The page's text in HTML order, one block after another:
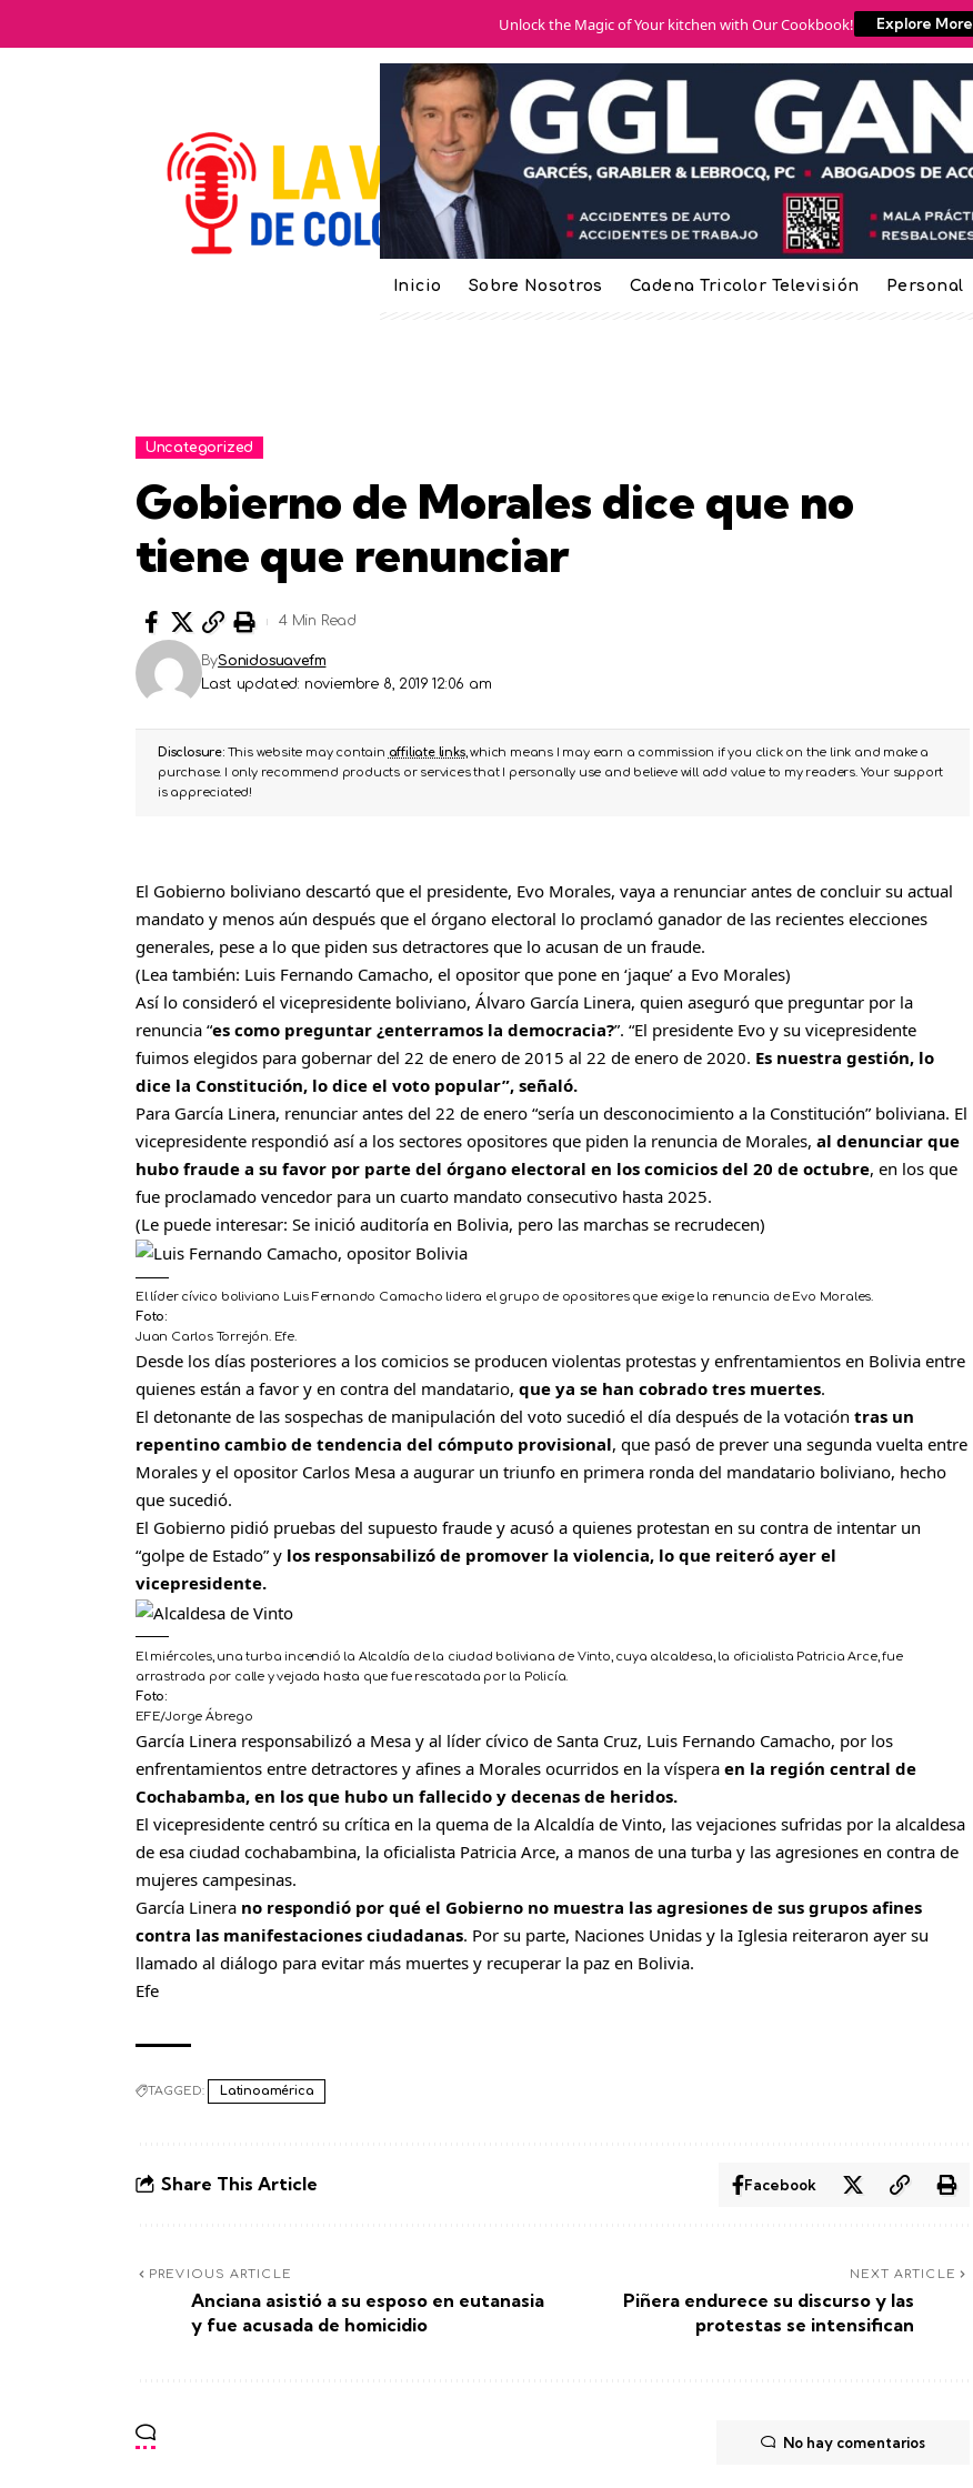
Unlock the Magic of Your kitchen with Our Cookbook! Explore More
Inicio Sobre Nosotros Cadena Tricolor Televisión Personal
Uncategorized
Gobierno de Morales dice que no
tiene que renunciar
Last updated: noviembre 8, 2019 12:06 am
BySonidosuavefm
4 Min Read
Disclosure:This website may contain affiliate links, which means I may earn a commission if you click on the link and make a
purchase. I only recommend products or services that I personally use and believe will add value to my readers. Your support
is appreciated!
El Gobierno boliviano descartó que el presidente, Evo Morales, vaya a renunciar antes de concluir su actual
mandato y menos aún después que el órgano electoral lo proclamó ganador de las recientes elecciones
generales, pese a lo que piden sus detractores que lo acusan de un fraude.
(Lea también: Luis Fernando Camacho, el opositor que pone en ‘jaque’ a Evo Morales)
Así lo consideró el vicepresidente boliviano, Álvaro García Linera, quien aseguró que preguntar por la
renuncia “es como preguntar ¿enterramos la democracia?”. “El presidente Evo y su vicepresidente
fuimos elegidos para gobernar del 22 de enero de 2015 al 22 de enero de 2020. Es nuestra gestión, lo
dice la Constitución, lo dice el voto popular”, señaló.
Para García Linera, renunciar antes del 22 de enero “sería un desconocimiento a la Constitución” boliviana. El
vicepresidente respondió así a los sectores opositores que piden la renuncia de Morales, al denunciar que
hubo fraude a su favor por parte del órgano electoral en los comicios del 20 de octubre, en los que
fue proclamado vencedor para un cuarto mandato consecutivo hasta 2025.
(Le puede interesar: Se inició auditoría en Bolivia, pero las marchas se recrudecen)
El líder cívico boliviano Luis Fernando Camacho lidera el grupo de opositores que exige la renuncia de Evo Morales.
Foto:
Juan Carlos Torrejón. Efe.
Desde los días posteriores a los comicios se producen violentas protestas y enfrentamientos en Bolivia entre
quienes están a favor y en contra del mandatario, que ya se han cobrado tres muertes.
El detonante de las sospechas de manipulación del voto sucedió el día después de la votación tras un
repentino cambio de tendencia del cómputo provisional, que pasó de prever una segunda vuelta entre
Morales y el opositor Carlos Mesa a augurar un triunfo en primera ronda del mandatario boliviano, hecho
que sucedió.
El Gobierno pidió pruebas del supuesto fraude y acusó a quienes protestan en su contra de intentar un
“golpe de Estado” y los responsabilizó de promover la violencia, lo que reiteró ayer el
vicepresidente.
El miércoles, una turba incendió la Alcaldía de la ciudad boliviana de Vinto, cuya alcaldesa, la oficialista Patricia Arce, fue
arrastrada por calle y vejada hasta que fue rescatada por la Policía.
Foto:
EFE/Jorge Ábrego
García Linera responsabilizó a Mesa y al líder cívico de Santa Cruz, Luis Fernando Camacho, por los
enfrentamientos entre detractores y afines a Morales ocurridos en la víspera en la región central de
Cochabamba, en los que hubo un fallecido y decenas de heridos.
El vicepresidente centró su crítica en la quema de la Alcaldía de Vinto, las vejaciones sufridas por la alcaldesa
de esa ciudad cochabambina, la oficialista Patricia Arce, a manos de una turba y las agresiones en contra de
mujeres campesinas.
García Linera no respondió por qué el Gobierno no muestra las agresiones de sus grupos afines
contra las manifestaciones ciudadanas. Por su parte, Naciones Unidas y la Iglesia reiteraron ayer su
llamado al diálogo para evitar más muertes y recuperar la paz en Bolivia.
Efe
TAGGED: Latinoamérica
Share This Article Facebook
PREVIOUS ARTICLE
Anciana asistió a su esposo en eutanasia
y fue acusada de homicidio
NEXT ARTICLE
Piñera endurece su discurso y las
protestas se intensifican
No hay comentarios